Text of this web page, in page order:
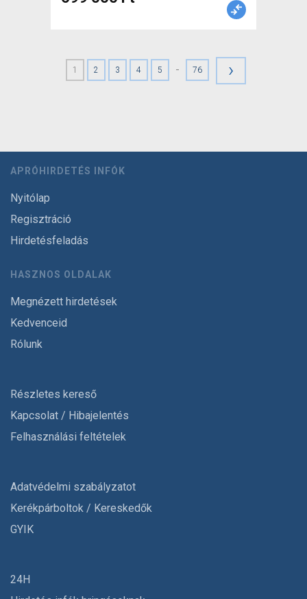
1 2 3 4 5 - 76 ›
APRÓHIRDETÉS INFÓK
Nyitólap
Regisztráció
Hirdetésfeladás
HASZNOS OLDALAK
Megnézett hirdetések
Kedvenceid
Rólunk
Részletes kereső
Kapcsolat / Hibajelentés
Felhasználási feltételek
Adatvédelmi szabályzatot
Kerékpárboltok / Kereskedők
GYIK
24H